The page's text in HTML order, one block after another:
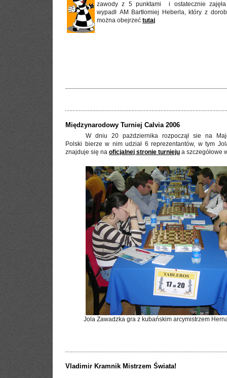
zawody z 5 punktami i ostatecznie
wypadł AM Bartłomiej Heberla, który z
można obejrzeć tutaj
Międzynarodowy Turniej Calvia 2006
W dniu 20 pażdziernika rozpoczął sie na
Polski bierze w nim udział 6 reprezentantów, w tym
znajduje się na oficjalnej stronie turnieju a szczegółowe
Jola Zawadzka gra z kubańskim arcymistrzem
Vladimir Kramnik Mistrzem Świata!